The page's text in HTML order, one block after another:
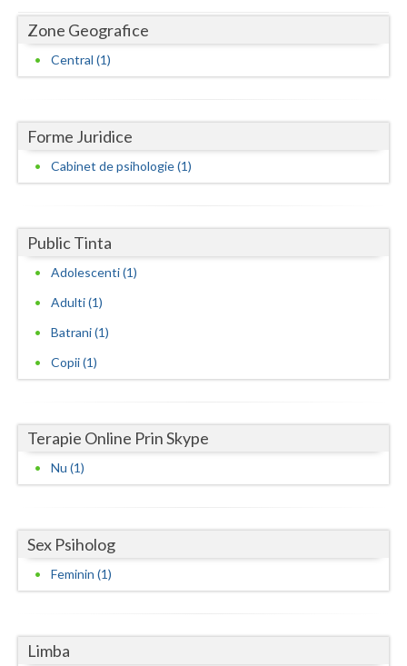
Giurgiu
Gorj
Hunedoara
Ialomita
Ilfov
Maramures
Mehedinti
Neamt
Olt
Prahova
Satu-Mare
Teleorman
Zone Geografice
Central (1)
Forme Juridice
Cabinet de psihologie (1)
Public Tinta
Adolescenti (1)
Adulti (1)
Batrani (1)
Copii (1)
Terapie Online Prin Skype
Nu (1)
Sex Psiholog
Feminin (1)
Limba